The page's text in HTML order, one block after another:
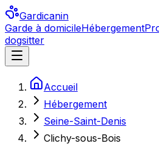
Gardicanin
Garde à domicileHébergement
dogsitter
Accueil
Hébergement
Seine-Saint-Denis
Clichy-sous-Bois